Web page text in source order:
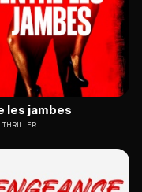
les jambes
THRILLER